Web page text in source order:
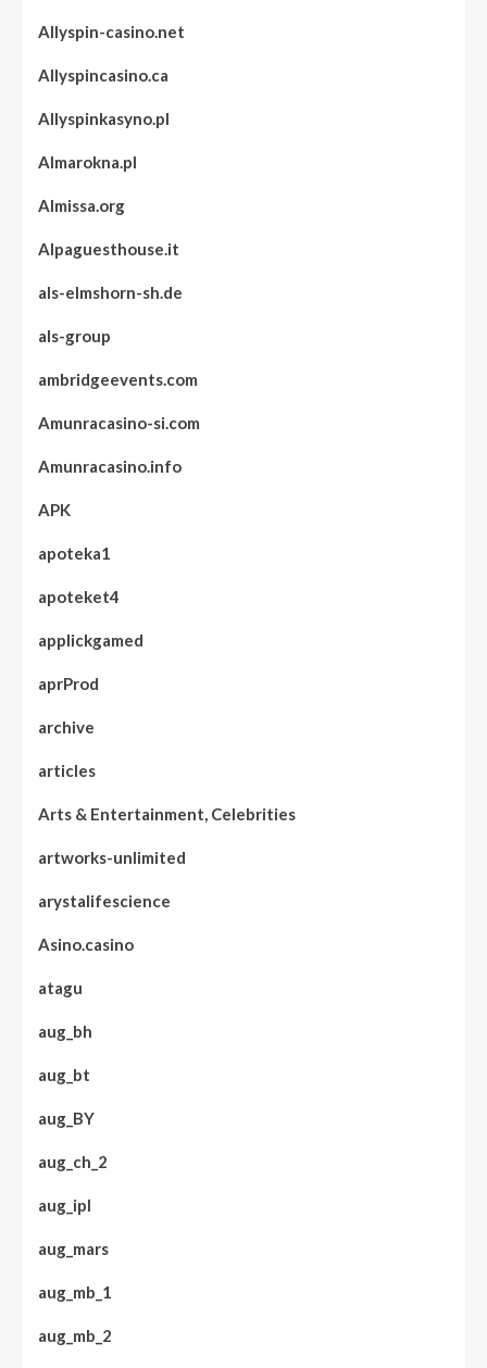
Allyspin-casino.net
Allyspincasino.ca
Allyspinkasyno.pl
Almarokna.pl
Almissa.org
Alpaguesthouse.it
als-elmshorn-sh.de
als-group
ambridgeevents.com
Amunracasino-si.com
Amunracasino.info
APK
apoteka1
apoteket4
applickgamed
aprProd
archive
articles
Arts & Entertainment, Celebrities
artworks-unlimited
arystalifescience
Asino.casino
atagu
aug_bh
aug_bt
aug_BY
aug_ch_2
aug_ipl
aug_mars
aug_mb_1
aug_mb_2